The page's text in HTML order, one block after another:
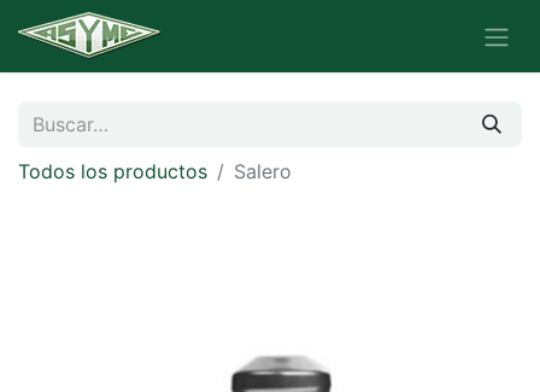
Todos los productos Salero